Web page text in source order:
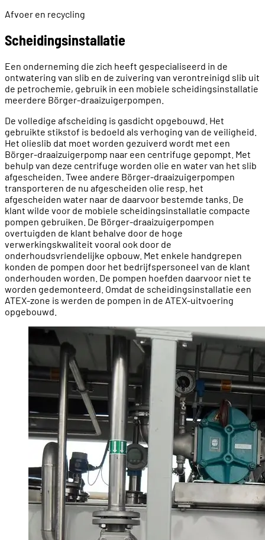
Afvoer en recycling
Scheidingsinstallatie
Een onderneming die zich heeft gespecialiseerd in de
ontwatering van slib en de zuivering van verontreinigd slib uit
de petrochemie, gebruik in een mobiele scheidingsinstallatie
meerdere Börger-draaizuigerpompen.
De volledige afscheiding is gasdicht opgebouwd. Het
gebruikte stikstof is bedoeld als verhoging van de veiligheid.
Het olieslib dat moet worden gezuiverd wordt met een
Börger-draaizuigerpomp naar een centrifuge gepompt. Met
behulp van deze centrifuge worden olie en water van het slib
afgescheiden. Twee andere Börger-draaizuigerpompen
transporteren de nu afgescheiden olie resp. het
afgescheiden water naar de daarvoor bestemde tanks. De
klant wilde voor de mobiele scheidingsinstallatie compacte
pompen gebruiken. De Börger-draaizuigerpompen
overtuigden de klant behalve door de hoge
verwerkingskwaliteit vooral ook door de
onderhoudsvriendelijke opbouw. Met enkele handgrepen
konden de pompen door het bedrijfspersoneel van de klant
onderhouden worden. De pompen hoefden daarvoor niet te
worden gedemonteerd. Omdat de scheidingsinstallatie een
ATEX-zone is werden de pompen in de ATEX-uitvoering
opgebouwd.